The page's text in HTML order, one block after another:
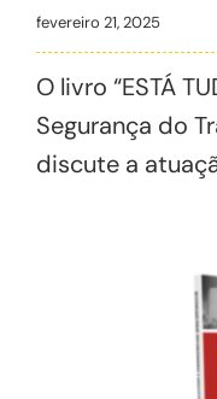
fevereiro 21, 2025
O livro “ESTÁ
Segurança do
discute a